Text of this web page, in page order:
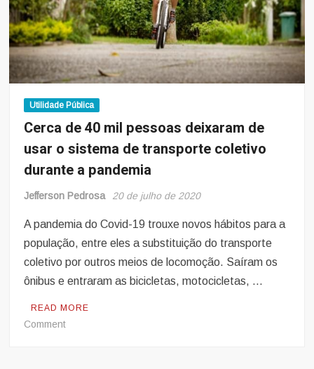
coletivo
e
trânsito
em
São
Paulo
Utilidade Pública
Cerca de 40 mil pessoas deixaram de
usar o sistema de transporte coletivo
durante a pandemia
Jefferson Pedrosa 20 de julho de 2020
A pandemia do Covid-19 trouxe novos hábitos para a
população, entre eles a substituição do transporte
coletivo por outros meios de locomoção. Saíram os
ônibus e entraram as bicicletas, motocicletas, …
READ MORE
Commenton